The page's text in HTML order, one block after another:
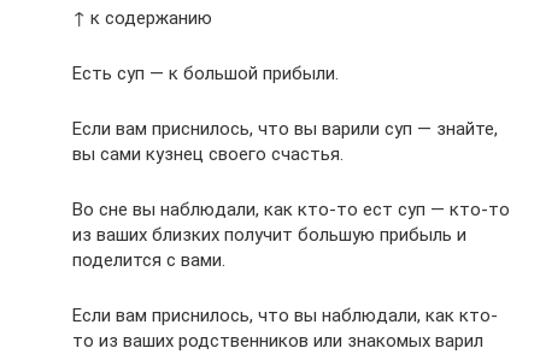
↑ к содержанию
Есть суп — к большой прибыли.
Если вам приснилось, что вы варили суп — знайте,
вы сами кузнец своего счастья.
Во сне вы наблюдали, как кто-то ест суп — кто-то
из ваших близких получит большую прибыль и
поделится с вами.
Если вам приснилось, что вы наблюдали, как кто-
то из ваших родственников или знакомых варил